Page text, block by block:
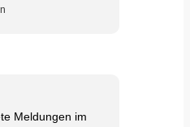
Meldungen im